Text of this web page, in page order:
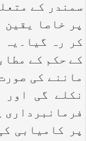
سمندر کے
پر خاصا
کر رہ گیا۔یہ
کے حکم کے
ماننے کی
نکلے گی
فرمانبرداری
پر کامیابی